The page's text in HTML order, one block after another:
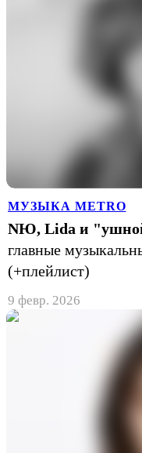
МУЗЫКА METRO
NЮ, Lida и
главные
(+плейлист)
9 февр. 2026